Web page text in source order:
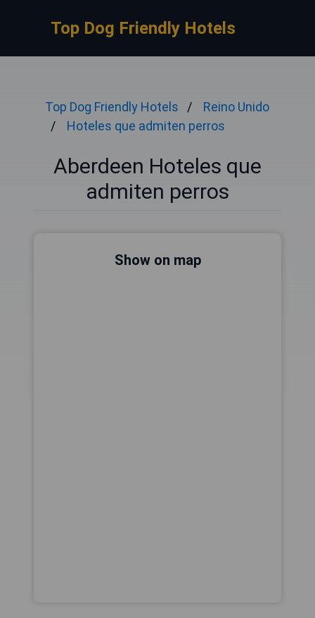
Top Dog Friendly Hotels
Top Dog Friendly Hotels
Reino Unido
Hoteles que admiten perros
Aberdeen Hoteles que
admiten perros
Show on map